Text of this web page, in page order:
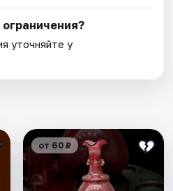
уточняйте у
от 60 ₽